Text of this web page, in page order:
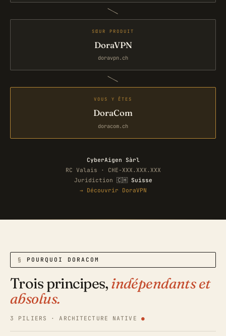
/
SŒUR PRODUIT
DoraVPN
doravpn.ch
/
VOUS Y ÊTES
DoraCom
doracom.ch
CyberAigen Sàrl
RC Valais · CHE-XXX.XXX.XXX
Juridiction 🇨🇭 Suisse
→ Découvrir DoraVPN
POURQUOI DORACOM
Trois principes, indépendants et
absolus.
3 PILIERS · ARCHITECTURE NATIVE